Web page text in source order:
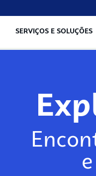
SERVIÇOS E SOLUÇÕES